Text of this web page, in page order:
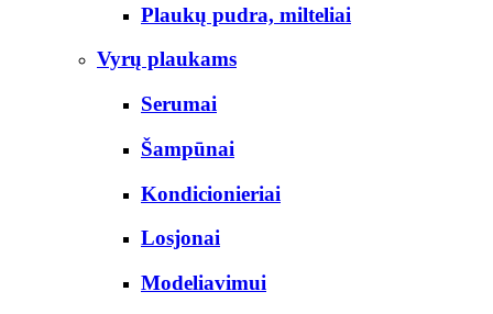
Plaukų pudra, milteliai
Vyrų plaukams
Serumai
Šampūnai
Kondicionieriai
Losjonai
Modeliavimui